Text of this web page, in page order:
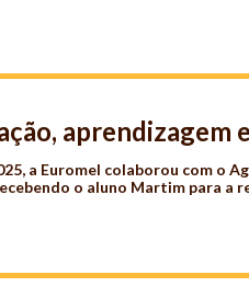
aprendizagem
a Euromel colaborou com o
o aluno Martim para a